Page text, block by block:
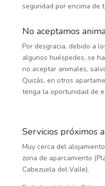
seguridad por encima de
No aceptamos
Por desgracia, debido a
algunos huéspedes, se
no aceptar animales,
Quizás, en otros
tenga la oportunidad de
Servicios próximos
Muy cerca del
zona de aparcamiento
Cabezuela del Valle).